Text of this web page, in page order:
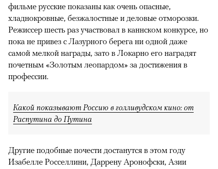
фильме русские показаны как очень опасные,
хладнокровные, безжалостные и деловые отморозки.
Режиссер шесть раз участвовал в каннском конкурсе, но
пока не привез с Лазурного берега ни одной даже
самой мелкой награды, зато в Локарно его наградят
почетным «Золотым леопардом» за достижения в
профессии.
Какой показывают Россию в голливудском кино: от
Распутина до Путина
Другие подобные почести достанутся в этом году
Изабелле Росселлини, Даррену Аронофски, Азии